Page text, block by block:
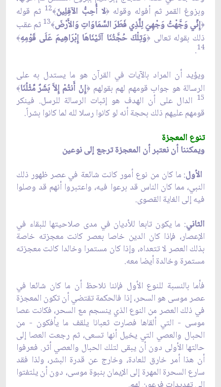
وبزوغ القمر ثم أفوله وقوله﴿لا أُحِبُّ الآفِلِينَ﴾12 ثم قوله
﴿إِنِّي وَجَّهْتُ وَجْهِيَ لِلَّذِي فَطَرَ السَّمَاوَاتِ وَالأَرْضَ﴾13 ثم عقب
ذلك بقوله تعالى ﴿وَتِلْكَ حُجَّتُنَا آتَيْنَاهَا إِبْرَاهِيمَ عَلَى قَوْمِهِ﴾
14
.
ويؤيد أن المراد بالآيات في القرآن هو ما يستدل به على
الرسالة هو جواب قومهم لهم بقولهم﴿إِنْ أَنتُمْ إِلاَّ بَشَرٌ مِّثْلُنَا﴾
15 الدال على أن الهدف هو إثبات الرسالة للرسل. فينكر
قومهم عليهم ذلك بحجة أنه لو كانوا رسلا لله لما كانوا بشراً.
تنوع المعجزة
ويمكننا أن نعتبر أن المعجزة ترجع إلى نوعين
الأول: ما كان من نوع أمور كانت شائعة في عصر ظهور ذلك
النبي، مما كان الناس قد برعوا فيه، واعتبروا أنهم قد وصلوا
فيه إلى الغاية القصوى.
الثاني: ما يكون تابعا للأديان في مدى صلاحيتها للبقاء في
الإعصار، فإذا كان الدين خاصا بعصر كانت معجزته خاصة
بذلك العصر لا تتعداه، وإذا كان مستمرا وخالدا كانت معجزته
مستمرة وخالدة أيضا معه.
فأما بالنسبة للنوع الأول فإننا نلاحظ أن ما كان شائعا في
عصر موسى هو السحر، إذا فالحكمة تقتضي أن تكون المعجزة
في ذلك العصر من النوع الذي ينسجم مع السحر، فكانت عصا
موسى - التي ألقاها فصارت ثعبانا يلقف ما يأفكون - من
الحبال والعصي التي يخيل أنها تسعى، ثم رجعت العصا إلى
حالتها الأولى دون أن يبقى لتلك الحبال والعصي أثر. فعرفوا
أن هذا أمر خارق للعادة، وخارج عن قدرة البشر، ولذا فقد
سارع السحرة المهرة إلى الإيمان بنبوة موسى، دون أن يلتفتوا